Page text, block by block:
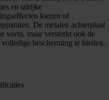
en talrijke
kiezen of
De metalen achterplaat
vorm, maar versterkt ook de
bescherming te bieden.